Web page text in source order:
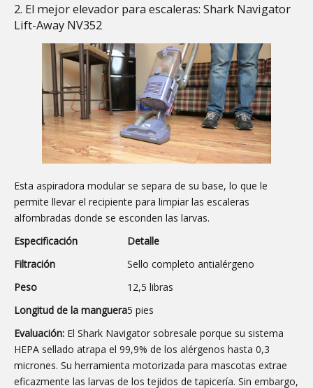
2. El mejor elevador para escaleras: Shark Navigator
Lift-Away NV352
Esta aspiradora modular se separa de su base, lo que le
permite llevar el recipiente para limpiar las escaleras
alfombradas donde se esconden las larvas.
Especificación
Detalle
Filtración
Sello completo antialérgeno
Peso
12,5 libras
Longitud de la manguera5 pies
Evaluación: El Shark Navigator sobresale porque su sistema
HEPA sellado atrapa el 99,9% de los alérgenos hasta 0,3
micrones. Su herramienta motorizada para mascotas extrae
eficazmente las larvas de los tejidos de tapicería. Sin embargo,